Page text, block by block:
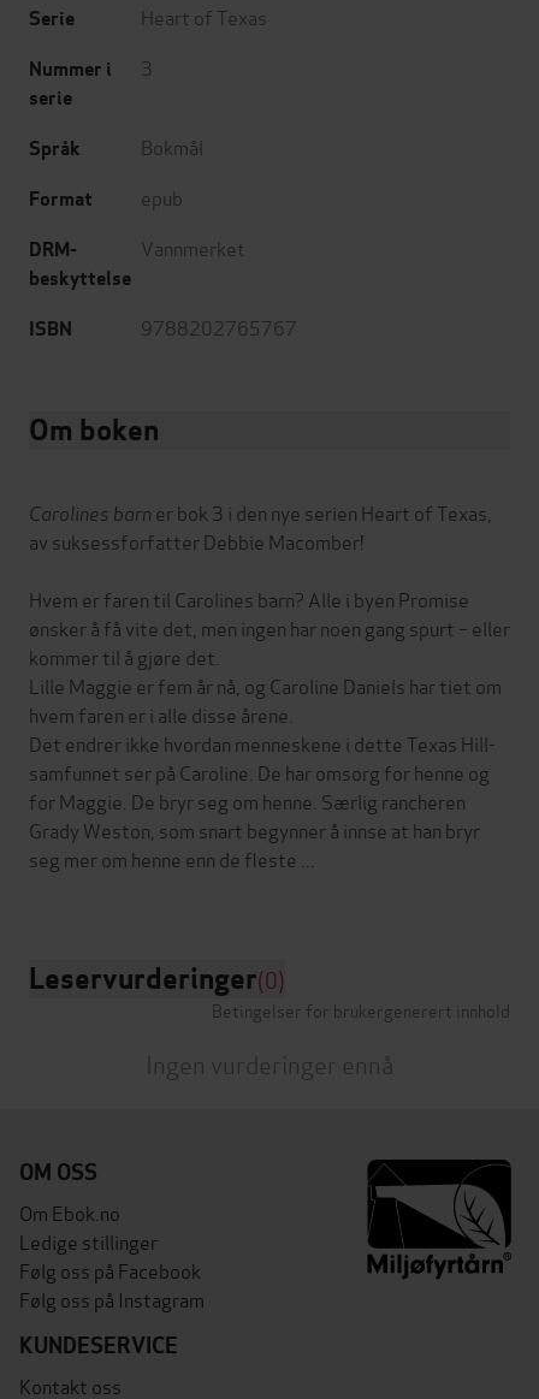
Serie Heart of Texas
Nummer i
serie
3
Språk Bokmål
Format epub
DRM-
beskyttelse
Vannmerket
ISBN 9788202765767
Om boken
Carolines barn er bok 3 i den nye serien Heart of Texas,
av suksessforfatter Debbie Macomber!
Hvem er faren til Carolines barn? Alle i byen Promise
ønsker å få vite det, men ingen har noen gang spurt – eller
kommer til å gjøre det.
Lille Maggie er fem år nå, og Caroline Daniels har tiet om
hvem faren er i alle disse årene.
Det endrer ikke hvordan menneskene i dette Texas Hill-
samfunnet ser på Caroline. De har omsorg for henne og
for Maggie. De bryr seg om henne. Særlig rancheren
Grady Weston, som snart begynner å innse at han bryr
seg mer om henne enn de fleste ...
Leservurderinger(0)
Betingelser for brukergenerert innhold
Ingen vurderinger ennå
OM OSS
Om Ebok.no
Ledige stillinger
Følg oss på Facebook
Følg oss på Instagram
KUNDESERVICE
Kontakt oss